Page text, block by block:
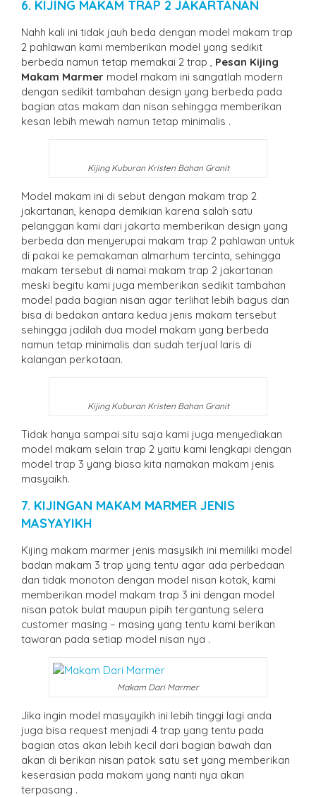
6. KIJING MAKAM TRAP 2 JAKARTANAN
Nahh kali ini tidak jauh beda dengan model makam trap
2 pahlawan kami memberikan model yang sedikit
berbeda namun tetap memakai 2 trap , Pesan Kijing
Makam Marmer model makam ini sangatlah modern
dengan sedikit tambahan design yang berbeda pada
bagian atas makam dan nisan sehingga memberikan
kesan lebih mewah namun tetap minimalis .
Kijing Kuburan Kristen Bahan Granit
Model makam ini di sebut dengan makam trap 2
jakartanan, kenapa demikian karena salah satu
pelanggan kami dari jakarta memberikan design yang
berbeda dan menyerupai makam trap 2 pahlawan untuk
di pakai ke pemakaman almarhum tercinta, sehingga
makam tersebut di namai makam trap 2 jakartanan
meski begitu kami juga memberikan sedikit tambahan
model pada bagian nisan agar terlihat lebih bagus dan
bisa di bedakan antara kedua jenis makam tersebut
sehingga jadilah dua model makam yang berbeda
namun tetap minimalis dan sudah terjual laris di
kalangan perkotaan.
Kijing Kuburan Kristen Bahan Granit
Tidak hanya sampai situ saja kami juga menyediakan
model makam selain trap 2 yaitu kami lengkapi dengan
model trap 3 yang biasa kita namakan makam jenis
masyaikh.
7. KIJINGAN MAKAM MARMER JENIS
MASYAYIKH
Kijing makam marmer jenis masysikh ini memiliki model
badan makam 3 trap yang tentu agar ada perbedaan
dan tidak monoton dengan model nisan kotak, kami
memberikan model makam trap 3 ini dengan model
nisan patok bulat maupun pipih tergantung selera
customer masing – masing yang tentu kami berikan
tawaran pada setiap model nisan nya .
Makam Dari Marmer
Jika ingin model masyayikh ini lebih tinggi lagi anda
juga bisa request menjadi 4 trap yang tentu pada
bagian atas akan lebih kecil dari bagian bawah dan
akan di berikan nisan patok satu set yang memberikan
keserasian pada makam yang nanti nya akan
terpasang .